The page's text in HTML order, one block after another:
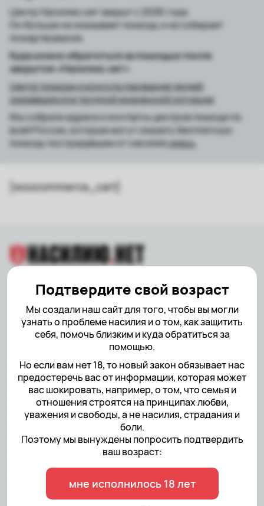
Подтвердите свой возраст
Мы создали наш сайт для того, чтобы вы могли
узнать о проблеме насилия и о том, как защитить
себя, помочь близким и куда обратиться за
помощью.
Но если вам нет 18, то новый закон обязывает нас
предостеречь вас от информации, которая может
вас шокировать, например, о том, что семья и
отношения строятся на принципах любви,
уважения и свободы, а не насилия, страдания и
боли.
Поэтому мы вынуждены попросить подтвердить
ваш возраст:
мне исполнилось 18 лет
Центр Насилию.нет закрыт с 2026 года.
Он больше не оказывает помощь и не собирает
пожертвования.
Куда можно обратиться за помощью после
закрытия «Насилию.нет»
Центр помощи и консультирования людей,
оказавшихся в трудной жизненной ситуации
Мы собрали адреса и контакты центров помощи по
всей России, которые могут оказать бесплатную
помощь пострадавшим от насилияздесь
[woocommerce_cart]
18+ НАСТОЯЩИЙ МАТЕРИАЛ
(ИНФОРМАЦИЯ) ПРОИЗВЕДЕН,
РАСПРОСТРАНЕН И (ИЛИ)
НАПРАВЛЕН ИНОСТРАННЫМ
АГЕНТОМ АНО«ЦЕНТР ПО
РАБОТЕ С ПРОБЛЕМОЙ
НАСИЛИЯ» ЛИБО КАСАЕТСЯ
ДЕЯТЕЛЬНОСТИ
ИНОСТРАННОГО АГЕНТА АНО
«ЦЕНТР ПО РАБОТЕ С
ПРОБЛЕМОЙ НАСИЛИЯ»